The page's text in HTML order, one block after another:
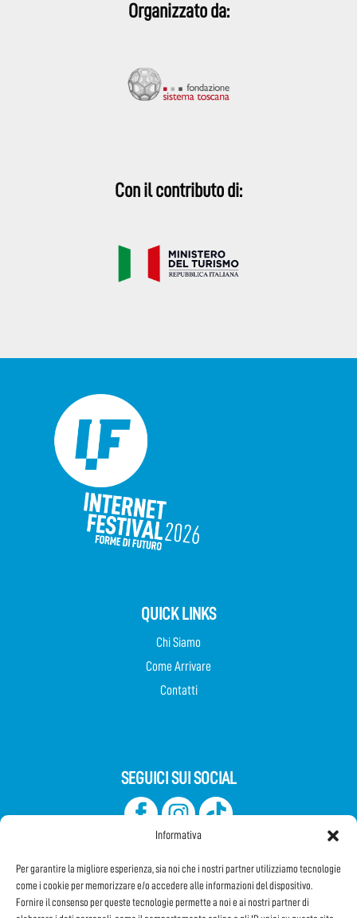
Informativa
Per garantire la migliore esperienza, sia noi che i nostri partner utilizziamo tecnologie
come i cookie per memorizzare e/o accedere alle informazioni del dispositivo.
Fornire il consenso per queste tecnologie permette a noi e ai nostri partner di
Organizzato da:
Con il contributo di:
QUICK LINKS
Chi Siamo
Come Arrivare
Contatti
SEGUICI SUI SOCIAL